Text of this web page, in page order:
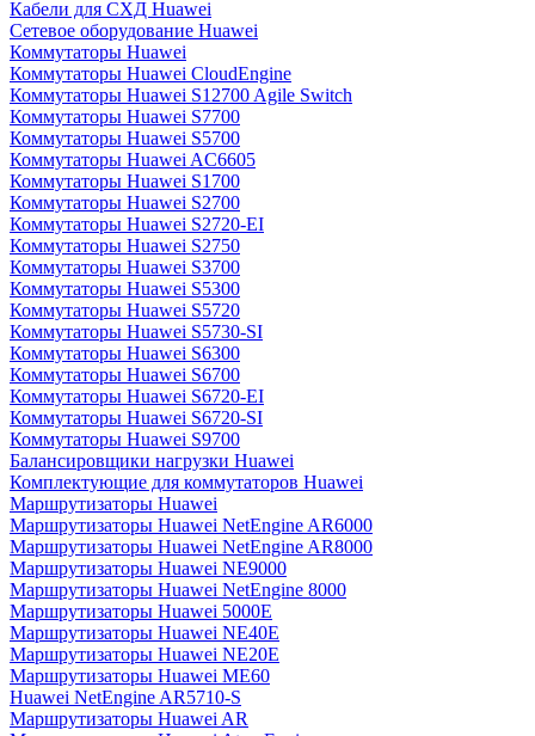
Кабели для СХД Huawei
Сетевое оборудование Huawei
Коммутаторы Huawei
Коммутаторы Huawei CloudEngine
Коммутаторы Huawei S12700 Agile Switch
Коммутаторы Huawei S7700
Коммутаторы Huawei S5700
Коммутаторы Huawei AC6605
Коммутаторы Huawei S1700
Коммутаторы Huawei S2700
Коммутаторы Huawei S2720-EI
Коммутаторы Huawei S2750
Коммутаторы Huawei S3700
Коммутаторы Huawei S5300
Коммутаторы Huawei S5720
Коммутаторы Huawei S5730-SI
Коммутаторы Huawei S6300
Коммутаторы Huawei S6700
Коммутаторы Huawei S6720-EI
Коммутаторы Huawei S6720-SI
Коммутаторы Huawei S9700
Балансировщики нагрузки Huawei
Комплектующие для коммутаторов Huawei
Маршрутизаторы Huawei
Маршрутизаторы Huawei NetEngine AR6000
Маршрутизаторы Huawei NetEngine AR8000
Маршрутизаторы Huawei NE9000
Маршрутизаторы Huawei NetEngine 8000
Маршрутизаторы Huawei 5000E
Маршрутизаторы Huawei NE40E
Маршрутизаторы Huawei NE20E
Маршрутизаторы Huawei ME60
Huawei NetEngine AR5710-S
Маршрутизаторы Huawei AR